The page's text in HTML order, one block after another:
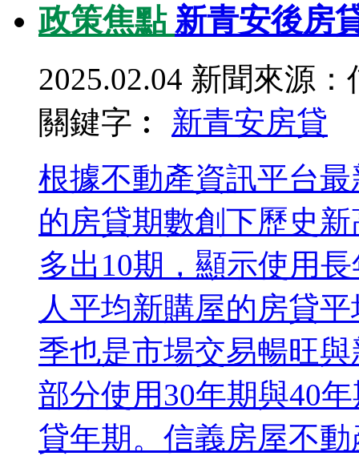
政策焦點 新青安後房
2025.02.04 新聞來源：
關鍵字︰ 新青安房貸
根據不動產資訊平台
的房貸期數創下歷史
多出10期，顯示使用
人平均新購屋的房貸
季也是市場交易暢旺
部分使用30年期與40
貸年期。信義房屋不